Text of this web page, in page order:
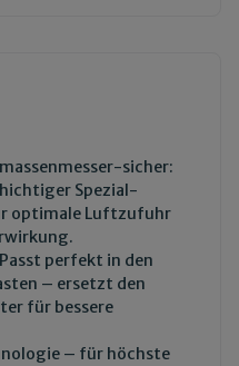
sicher:
Spezial-
optimale Luftzufuhr
perfekt in den
– ersetzt den
für bessere
– für höchste